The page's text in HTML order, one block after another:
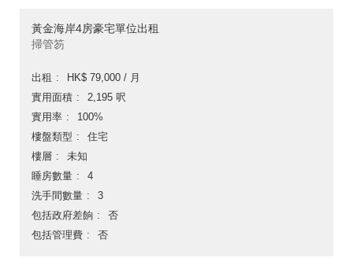
黃金海岸4房豪宅單位出租
掃管笏
出租
HK$ 79,000 / 月
實用面積
2,195 呎
實用率
100%
樓盤類型
住宅
樓層
未知
睡房數量
4
洗手間數量
3
包括政府差餉
否
包括管理費
否